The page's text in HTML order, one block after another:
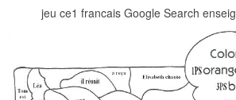
jeu ce1 francais Google Search